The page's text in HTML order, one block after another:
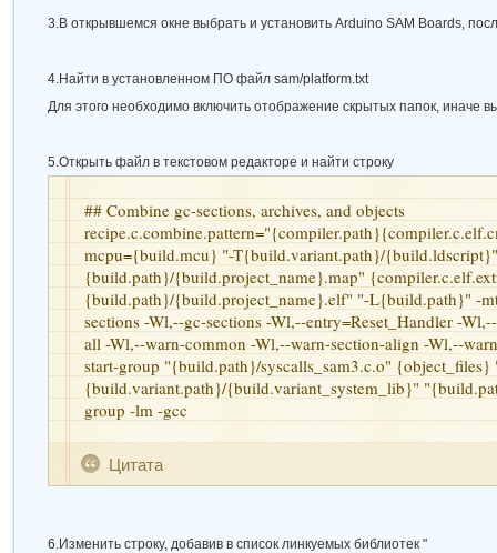
3.В открывшемся окне выбрать и установитьArduino SAM Boards,
4.Найти в установленном ПО файлsam/platform.txt
Для этого необходимо включить отображение скрытых папок, иначе
5.Открыть файл в текстовом редакторе и найти строку
Цитата
## Combine gc-sections, archives, and objects
mcpu={build.mcu} "-T{build.variant.path}/
{build.path}/{build.project_name}.map"
{build.path}/{build.project_name}.elf" "-L{build.path}" -
sections -Wl,--gc-sections -Wl,--entry=Reset_Handler -
all -Wl,--warn-common -Wl,--warn-section-align -Wl,--
start-group "{build.path}/syscalls_sam3.c.o" {object_files}
{build.variant.path}/{build.variant_system_lib}"
group -lm -gcc
6.Изменить строку, добавив в список линкуемых библиотек"